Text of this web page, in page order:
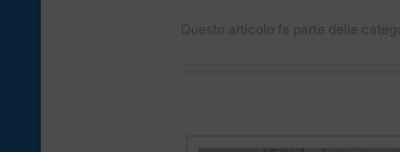
Questo articolo fa parte delle